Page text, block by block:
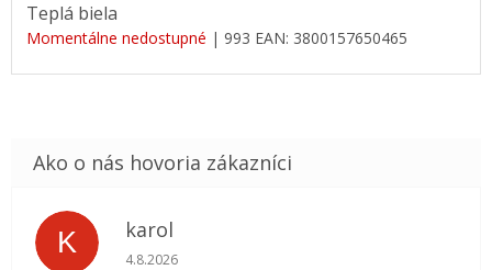
Teplá biela
Momentálne nedostupné | 993 EAN: 3800157650465
K karol
Hodnotenie obchodu je 5 z 5 hviezdičiek.
4.8.2026